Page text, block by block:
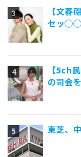
【文春
セッ◯◯
【5ch
の司会
東芝、